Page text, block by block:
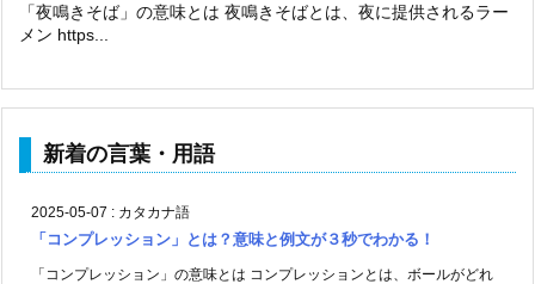
「夜鳴きそば」の意味とは 夜鳴きそばとは、夜に提供されるラー
メン https...
新着の言葉・用語
2025-05-07 : カタカナ語
「コンプレッション」とは？意味と例文が３秒でわかる！
「コンプレッション」の意味とは コンプレッションとは、ボールがどれ